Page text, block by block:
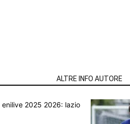
ALTRE INFO AUTORE